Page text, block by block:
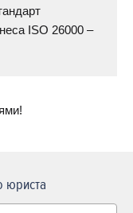
ISO 26000 –
юриста